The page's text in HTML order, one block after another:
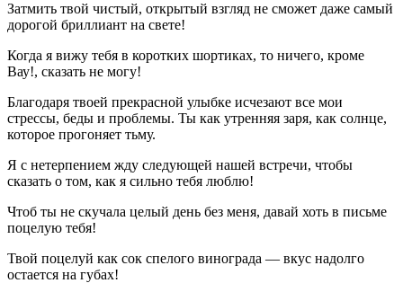
Затмить твой чистый, открытый взгляд не сможет даже самый
дорогой бриллиант на свете!
Когда я вижу тебя в коротких шортиках, то ничего, кроме
Вау!, сказать не могу!
Благодаря твоей прекрасной улыбке исчезают все мои
стрессы, беды и проблемы. Ты как утренняя заря, как солнце,
которое прогоняет тьму.
Я с нетерпением жду следующей нашей встречи, чтобы
сказать о том, как я сильно тебя люблю!
Чтоб ты не скучала целый день без меня, давай хоть в письме
поцелую тебя!
Твой поцелуй как сок спелого винограда — вкус надолго
остается на губах!